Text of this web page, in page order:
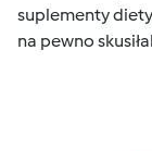
suplementy
na pewno